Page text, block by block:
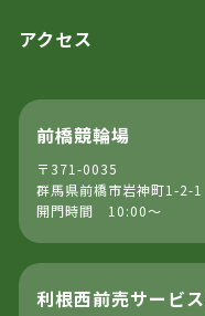
アクセス
前橋競輪場
〒371-0035
群馬県前橋市岩神町1-2-1
開門時間 10:00～
利根西前売サービ